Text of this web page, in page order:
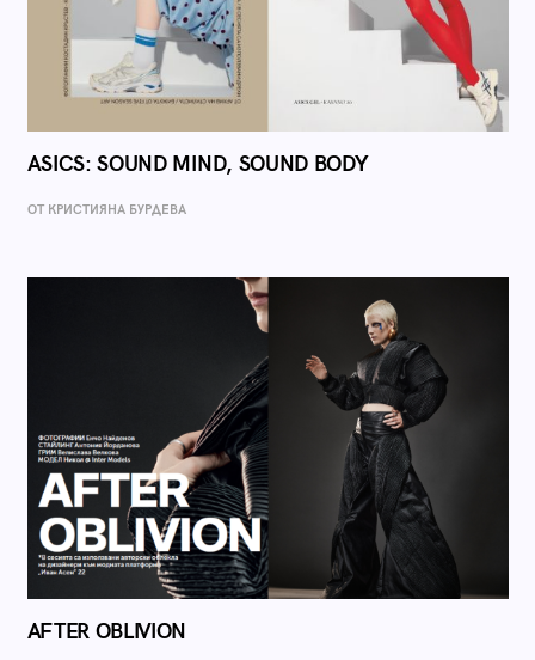
ASICS: SOUND MIND, SOUND BODY
ОТ КРИСТИЯНА БУРДЕВА
AFTER OBLIVION